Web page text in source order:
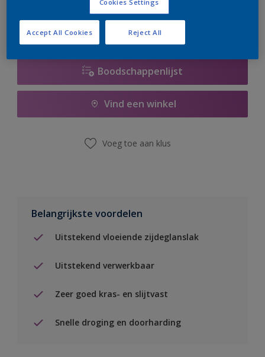
Boodschappenlijst
Vind een winkel
Voeg toe aan klus
Belangrijkste voordelen
Uitstekend vloeiende zijdeglanslak
Uitstekend verwerkbaar
Zeer goed kras- en slijtvast
Snelle droging en doorharding
Cookies Settings
Reject All
Accept All Cookies